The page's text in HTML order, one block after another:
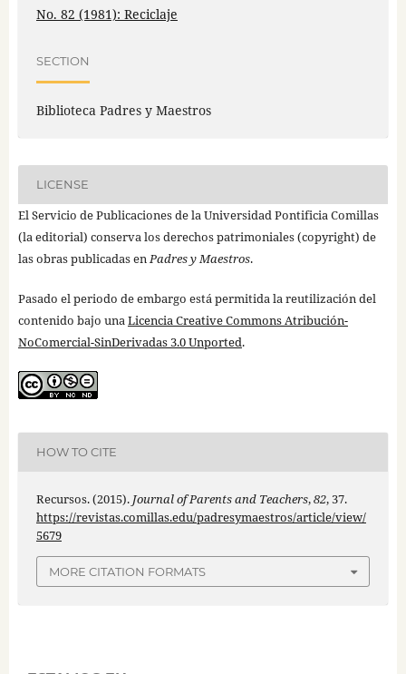
No. 82 (1981): Reciclaje
SECTION
Biblioteca Padres y Maestros
LICENSE
El Servicio de Publicaciones de la Universidad Pontificia Comillas
(la editorial) conserva los derechos patrimoniales (copyright) de
las obras publicadas enPadres y Maestros.
Pasado el periodo de embargo está permitida la reutilización del
contenido bajo unaLicencia Creative Commons Atribución-
NoComercial-SinDerivadas 3.0 Unported.
HOW TO CITE
Recursos. (2015). Journal of Parents and Teachers,82, 37.
https://revistas.comillas.edu/padresymaestros/article/view/
5679
MORE CITATION FORMATS